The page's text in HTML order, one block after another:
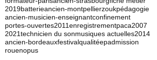
2019batterieancien-montpellierzoukpédagogie
ancien-musicien-enseignantconfinement
portes-ouvertes2011enregistrementpaca2007
2021technicien du sonmusiques actuelles2014
ancien-bordeauxfestivalqualitéepadmission
rouenopus